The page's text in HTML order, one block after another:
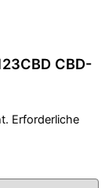
CBD-
Erforderliche